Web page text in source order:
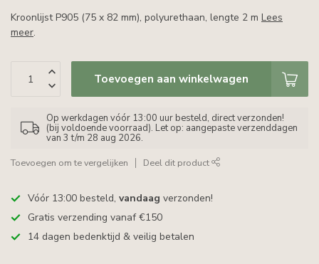
Kroonlijst P905 (75 x 82 mm), polyurethaan, lengte 2 m Lees
meer.
Toevoegen aan winkelwagen
Op werkdagen vóór 13:00 uur besteld, direct verzonden!
(bij voldoende voorraad). Let op: aangepaste verzenddagen
van 3 t/m 28 aug 2026.
Toevoegen om te vergelijken Deel dit product
Vóór 13:00 besteld, vandaag verzonden!
Gratis verzending vanaf €150
14 dagen bedenktijd & veilig betalen